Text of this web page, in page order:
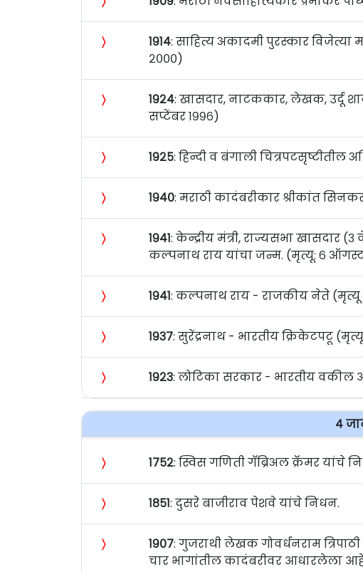
〉 १९१४: साहित्य अकादमी पुरस्कार विजेत्या
२०००)
〉 १९२४: खासदार, नाटककार, लेखक, उर्दू
सप्टेंबर १९९६)
〉 १९२५: हिन्दी व बंगाली
〉 १९४०: मराठी कादंबरीकार श्रीकांत
〉 १९४१: केन्द्रीय मंत्री, राज्यसभा
कल्पनाथ राय यांचा जन्म. (मृत्यू: ६
〉 १९४१: कल्पनाथ राय - राजकीय नेते (मृत्यू
〉 १९३७: सुरेंद्रनाथ - भारतीय क्रिकेटपटू
〉 १९२३: लोटिका सरकार - भारतीय वकील
४
〉 १७५२: स्विस गणिती गॅब्रिअल क्रॅमर यांचे
〉 १८५१: दुसरे बाजीराव पेशवे यांचे निधन.
〉 १९०७: गुजराथी लेखक गोवर्धनराम
चार भागांतील कादंबरीवर आधारलेला